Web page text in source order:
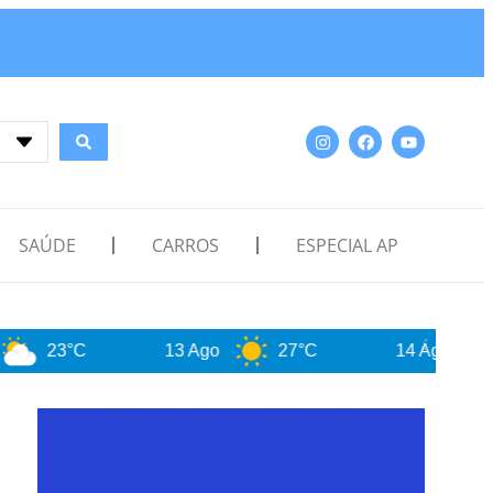
SAÚDE CARROS ESPECIAL AP
13 Ago 27°C 14 Ago 27°C